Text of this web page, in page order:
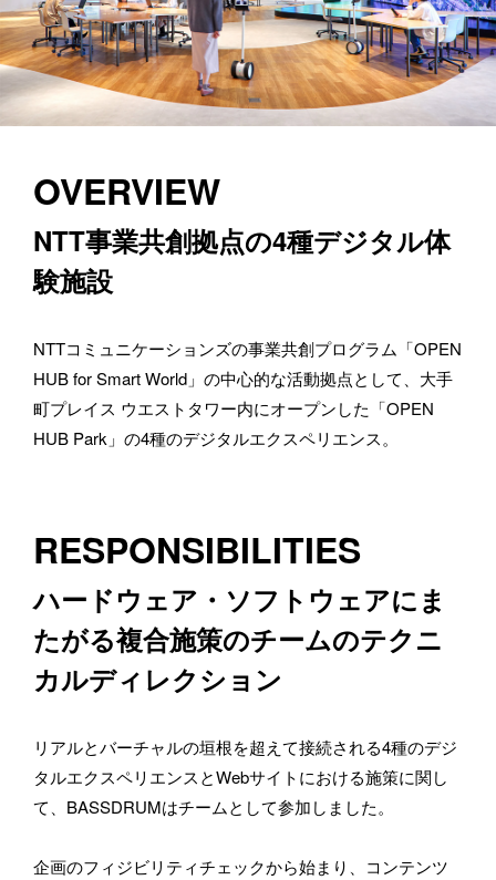
OVERVIEW
NTT事業共創拠点の4種デジタル体
験施設
NTTコミュニケーションズの事業共創プログラム「OPEN
HUB for Smart World」の中心的な活動拠点として、大手
町プレイス ウエストタワー内にオープンした「OPEN
HUB Park」の4種のデジタルエクスペリエンス。
RESPONSIBILITIES
ハードウェア・ソフトウェアにま
たがる複合施策のチームのテクニ
カルディレクション
リアルとバーチャルの垣根を超えて接続される4種のデジ
タルエクスペリエンスとWebサイトにおける施策に関し
て、BASSDRUMはチームとして参加しました。
企画のフィジビリティチェックから始まり、コンテンツ